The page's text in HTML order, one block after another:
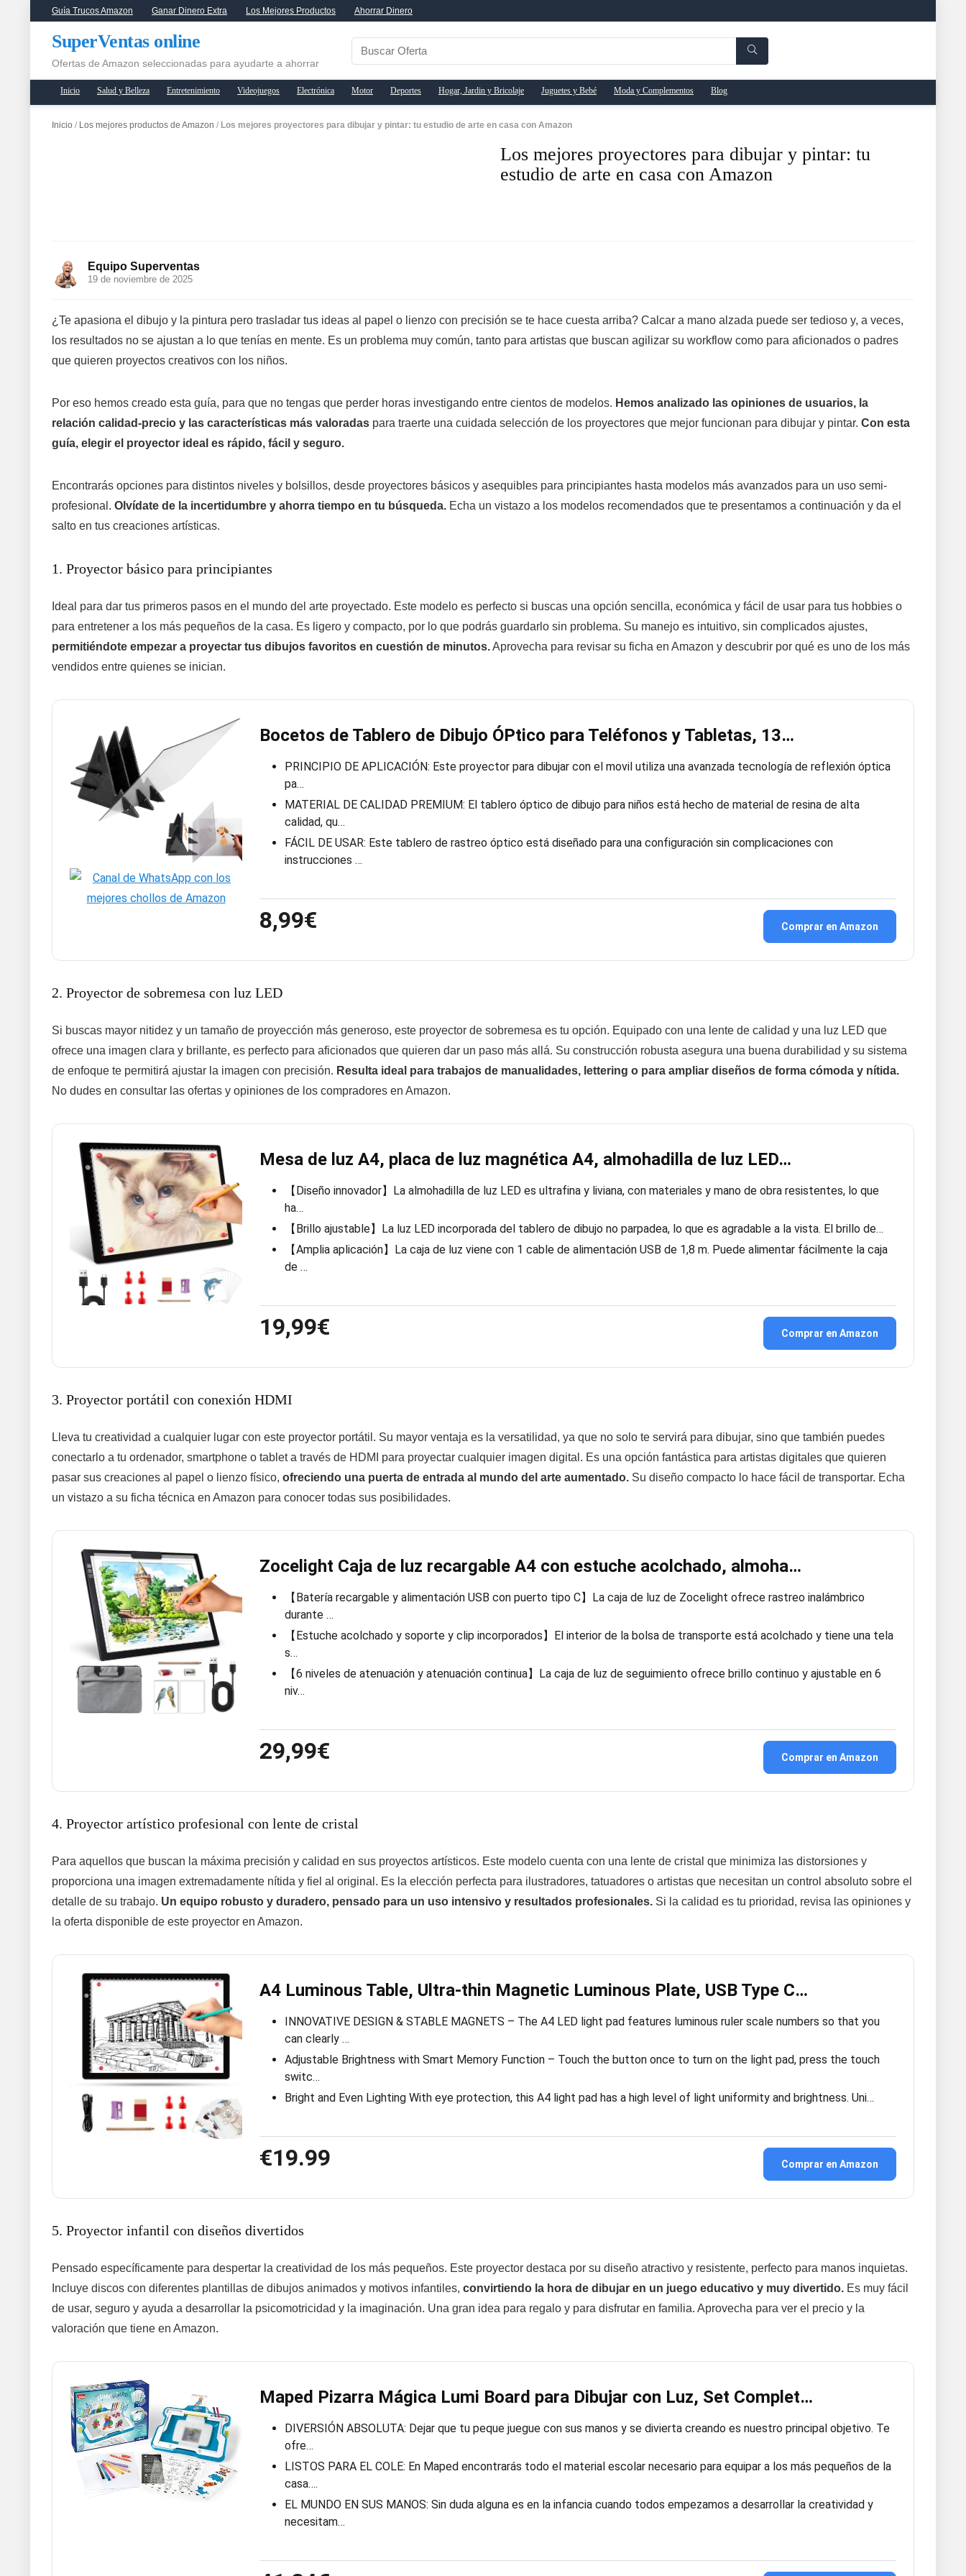
Guía Trucos Amazon Ganar Dinero Extra Los Mejores Productos Ahorrar Dinero
SuperVentas online
Ofertas de Amazon seleccionadas para ayudarte a ahorrar
Inicio Salud y Belleza Entretenimiento Videojuegos Electrónica Motor Deportes Hogar, Jardin y Bricolaje Juguetes y Bebé Moda y Complementos Blog
Inicio / Los mejores productos de Amazon / Los mejores proyectores para dibujar y pintar: tu estudio de arte en casa con Amazon
Los mejores proyectores para dibujar y pintar: tu
estudio de arte en casa con Amazon
Equipo Superventas
19 de noviembre de 2025
¿Te apasiona el dibujo y la pintura pero trasladar tus ideas al papel o lienzo con precisión se te hace cuesta arriba? Calcar a mano alzada puede ser tedioso y, a veces,
los resultados no se ajustan a lo que tenías en mente. Es un problema muy común, tanto para artistas que buscan agilizar su workflow como para aficionados o padres
que quieren proyectos creativos con los niños.
Por eso hemos creado esta guía, para que no tengas que perder horas investigando entre cientos de modelos. Hemos analizado las opiniones de usuarios, la
relación calidad-precio y las características más valoradas para traerte una cuidada selección de los proyectores que mejor funcionan para dibujar y pintar. Con esta
guía, elegir el proyector ideal es rápido, fácil y seguro.
Encontrarás opciones para distintos niveles y bolsillos, desde proyectores básicos y asequibles para principiantes hasta modelos más avanzados para un uso semi-
profesional. Olvídate de la incertidumbre y ahorra tiempo en tu búsqueda. Echa un vistazo a los modelos recomendados que te presentamos a continuación y da el
salto en tus creaciones artísticas.
1. Proyector básico para principiantes
Ideal para dar tus primeros pasos en el mundo del arte proyectado. Este modelo es perfecto si buscas una opción sencilla, económica y fácil de usar para tus hobbies o
para entretener a los más pequeños de la casa. Es ligero y compacto, por lo que podrás guardarlo sin problema. Su manejo es intuitivo, sin complicados ajustes,
permitiéndote empezar a proyectar tus dibujos favoritos en cuestión de minutos.Aprovecha para revisar su ficha en Amazon y descubrir por qué es uno de los más
vendidos entre quienes se inician.
Bocetos de Tablero de Dibujo ÓPtico para Teléfonos y Tabletas, 13…
PRINCIPIO DE APLICACIÓN: Este proyector para dibujar con el movil utiliza una avanzada tecnología de reflexión óptica
pa…
MATERIAL DE CALIDAD PREMIUM: El tablero óptico de dibujo para niños está hecho de material de resina de alta
calidad, qu…
FÁCIL DE USAR: Este tablero de rastreo óptico está diseñado para una configuración sin complicaciones con
instrucciones …
8,99€ Comprar en Amazon
2. Proyector de sobremesa con luz LED
Si buscas mayor nitidez y un tamaño de proyección más generoso, este proyector de sobremesa es tu opción. Equipado con una lente de calidad y una luz LED que
ofrece una imagen clara y brillante, es perfecto para aficionados que quieren dar un paso más allá. Su construcción robusta asegura una buena durabilidad y su sistema
de enfoque te permitirá ajustar la imagen con precisión. Resulta ideal para trabajos de manualidades, lettering o para ampliar diseños de forma cómoda y nítida.
No dudes en consultar las ofertas y opiniones de los compradores en Amazon.
Mesa de luz A4, placa de luz magnética A4, almohadilla de luz LED…
【Diseño innovador】La almohadilla de luz LED es ultrafina y liviana, con materiales y mano de obra resistentes, lo que
ha…
【Brillo ajustable】La luz LED incorporada del tablero de dibujo no parpadea, lo que es agradable a la vista. El brillo de…
【Amplia aplicación】La caja de luz viene con 1 cable de alimentación USB de 1,8 m. Puede alimentar fácilmente la caja
de …
19,99€ Comprar en Amazon
3. Proyector portátil con conexión HDMI
Lleva tu creatividad a cualquier lugar con este proyector portátil. Su mayor ventaja es la versatilidad, ya que no solo te servirá para dibujar, sino que también puedes
conectarlo a tu ordenador, smartphone o tablet a través de HDMI para proyectar cualquier imagen digital. Es una opción fantástica para artistas digitales que quieren
pasar sus creaciones al papel o lienzo físico, ofreciendo una puerta de entrada al mundo del arte aumentado. Su diseño compacto lo hace fácil de transportar. Echa
un vistazo a su ficha técnica en Amazon para conocer todas sus posibilidades.
Zocelight Caja de luz recargable A4 con estuche acolchado, almoha…
【Batería recargable y alimentación USB con puerto tipo C】La caja de luz de Zocelight ofrece rastreo inalámbrico
durante …
【Estuche acolchado y soporte y clip incorporados】El interior de la bolsa de transporte está acolchado y tiene una tela
s…
【6 niveles de atenuación y atenuación continua】La caja de luz de seguimiento ofrece brillo continuo y ajustable en 6
niv…
29,99€ Comprar en Amazon
4. Proyector artístico profesional con lente de cristal
Para aquellos que buscan la máxima precisión y calidad en sus proyectos artísticos. Este modelo cuenta con una lente de cristal que minimiza las distorsiones y
proporciona una imagen extremadamente nítida y fiel al original. Es la elección perfecta para ilustradores, tatuadores o artistas que necesitan un control absoluto sobre el
detalle de su trabajo. Un equipo robusto y duradero, pensado para un uso intensivo y resultados profesionales. Si la calidad es tu prioridad, revisa las opiniones y
la oferta disponible de este proyector en Amazon.
A4 Luminous Table, Ultra-thin Magnetic Luminous Plate, USB Type C…
INNOVATIVE DESIGN & STABLE MAGNETS – The A4 LED light pad features luminous ruler scale numbers so that you
can clearly …
Adjustable Brightness with Smart Memory Function – Touch the button once to turn on the light pad, press the touch
switc…
Bright and Even Lighting With eye protection, this A4 light pad has a high level of light uniformity and brightness. Uni…
€19.99 Comprar en Amazon
5. Proyector infantil con diseños divertidos
Pensado específicamente para despertar la creatividad de los más pequeños. Este proyector destaca por su diseño atractivo y resistente, perfecto para manos inquietas.
Incluye discos con diferentes plantillas de dibujos animados y motivos infantiles, convirtiendo la hora de dibujar en un juego educativo y muy divertido. Es muy fácil
de usar, seguro y ayuda a desarrollar la psicomotricidad y la imaginación. Una gran idea para regalo y para disfrutar en familia. Aprovecha para ver el precio y la
valoración que tiene en Amazon.
Maped Pizarra Mágica Lumi Board para Dibujar con Luz, Set Complet…
DIVERSIÓN ABSOLUTA: Dejar que tu peque juegue con sus manos y se divierta creando es nuestro principal objetivo. Te
ofre…
LISTOS PARA EL COLE: En Maped encontrarás todo el material escolar necesario para equipar a los más pequeños de la
casa….
EL MUNDO EN SUS MANOS: Sin duda alguna es en la infancia cuando todos empezamos a desarrollar la creatividad y
necesitam…